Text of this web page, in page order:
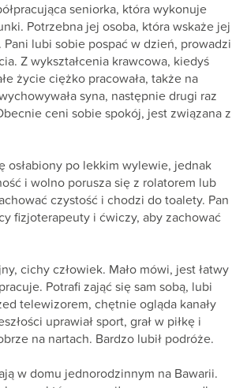
seniorka, która wykonuje
Potrzebna jej osoba, która wskaże jej
lubi sobie pospać w dzień, prowadzi
Z wykształcenia krawcowa, kiedyś
życie ciężko pracowała, także na
syna, następnie drugi raz
ceni sobie spokój, jest związana z
osłabiony po lekkim wylewie, jednak
i wolno porusza się z rolatorem lub
czystość i chodzi do toalety. Pan
fizjoterapeuty i ćwiczy, aby zachować
cichy człowiek. Mało mówi, jest łatwy
Potrafi zająć się sam sobą, lubi
telewizorem, chętnie ogląda kanały
uprawiał sport, grał w piłkę i
na nartach. Bardzo lubił podróże.
w domu jednorodzinnym na Bawarii.